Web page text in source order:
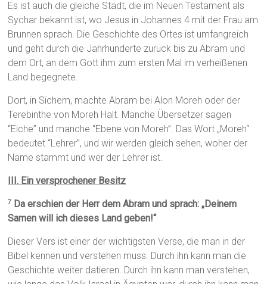
Es ist auch die gleiche Stadt, die im Neuen Testament als
Sychar bekannt ist, wo Jesus in Johannes 4 mit der Frau am
Brunnen sprach. Die Geschichte des Ortes ist umfangreich
und geht durch die Jahrhunderte zurück bis zu Abram und
dem Ort, an dem Gott ihm zum ersten Mal im verheißenen
Land begegnete.
Dort, in Sichem, machte Abram bei Alon Moreh oder der
Terebinthe von Moreh Halt. Manche Übersetzer sagen
“Eiche” und manche “Ebene von Moreh”. Das Wort „Moreh“
bedeutet “Lehrer”, und wir werden gleich sehen, woher der
Name stammt und wer der Lehrer ist.
III. Ein versprochener Besitz
7
Da erschien der Herr dem Abram und sprach: „Deinem
Samen will ich dieses Land geben!“
Dieser Vers ist einer der wichtigsten Verse, die man in der
Bibel kennen und verstehen muss. Durch ihn kann man die
Geschichte weiter datieren. Durch ihn kann man verstehen,